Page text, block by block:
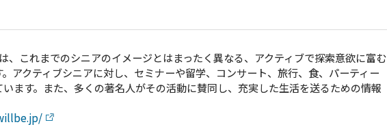
これまでのシニアのイメージとはまったく異なる、アクティブで探索意欲に富む
アクティブシニアに対し、セミナーや留学、コンサート、旅行、食、パーティー
ます。また、多くの著名人がその活動に賛同し、充実した生活を送るための情報